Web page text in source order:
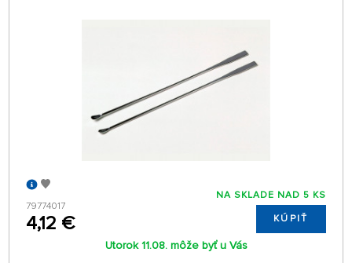
79774017
4,12 €
NA SKLADE NAD 5 KS
KÚPIŤ
Utorok 11.08. môže byť u Vás